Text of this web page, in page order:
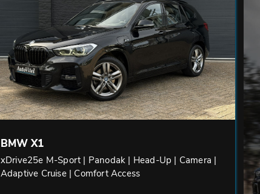
BMW X1
xDrive25e M-Sport | Panodak | Head-Up | Camera |
Adaptive Cruise | Comfort Access